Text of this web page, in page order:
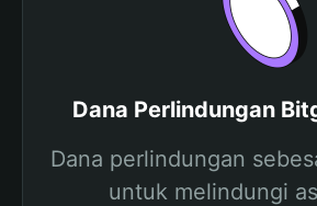
Dana Perlindungan
Dana perlindungan
untuk melindungi